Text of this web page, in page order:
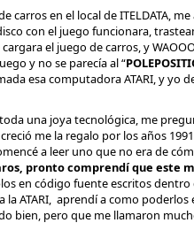
en el local de ITELDATA,
con el juego funcionara,
el juego de carros, y
y no se parecía al “
esa computadora ATARI, y yo
una joya tecnológica, me
me la regalo por los años
a leer uno que no era de
pronto comprendí que este
en código fuente escritos dentro
ATARI, aprendí a como poderlos
bien, pero que me llamaron